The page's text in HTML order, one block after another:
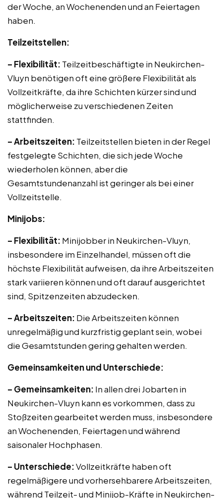
der Woche, an Wochenenden und an Feiertagen
haben.
Teilzeitstellen:
– Flexibilität: Teilzeitbeschäftigte in Neukirchen-
Vluyn benötigen oft eine größere Flexibilität als
Vollzeitkräfte, da ihre Schichten kürzer sind und
möglicherweise zu verschiedenen Zeiten
stattfinden.
– Arbeitszeiten: Teilzeitstellen bieten in der Regel
festgelegte Schichten, die sich jede Woche
wiederholen können, aber die
Gesamtstundenanzahl ist geringer als bei einer
Vollzeitstelle.
Minijobs:
– Flexibilität: Minijobber in Neukirchen-Vluyn,
insbesondere im Einzelhandel, müssen oft die
höchste Flexibilität aufweisen, da ihre Arbeitszeiten
stark variieren können und oft darauf ausgerichtet
sind, Spitzenzeiten abzudecken.
– Arbeitszeiten: Die Arbeitszeiten können
unregelmäßig und kurzfristig geplant sein, wobei
die Gesamtstunden gering gehalten werden.
Gemeinsamkeiten und Unterschiede:
– Gemeinsamkeiten: In allen drei Jobarten in
Neukirchen-Vluyn kann es vorkommen, dass zu
Stoßzeiten gearbeitet werden muss, insbesondere
an Wochenenden, Feiertagen und während
saisonaler Hochphasen.
– Unterschiede:Vollzeitkräfte haben oft
regelmäßigere und vorhersehbarere Arbeitszeiten,
während Teilzeit- und Minijob-Kräfte in Neukirchen-